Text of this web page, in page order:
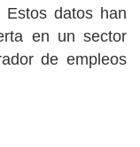
Estos datos han
en un sector
de empleos